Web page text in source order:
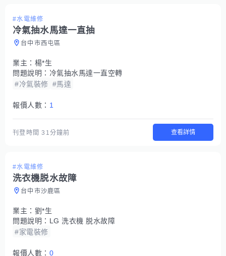
#水電維修
冷氣抽水馬達一直抽
台中市西屯區
業主： 楊*生
問題說明： 冷氣抽水馬達一直空轉
#冷氣裝修 #馬達
報價人數： 1
刊登時間31分鐘前 查看詳情
#水電維修
洗衣機脱水故障
台中市沙鹿區
業主： 劉*生
問題說明： LG 洗衣機 脱水故障
#家電裝修
報價人數： 0